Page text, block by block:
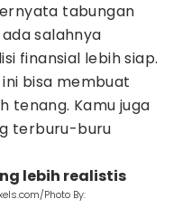
tabungan
salahnya
finansial lebih siap.
bisa membuat
tenang. Kamu juga
terburu-buru
lebih realistis
Photo By: